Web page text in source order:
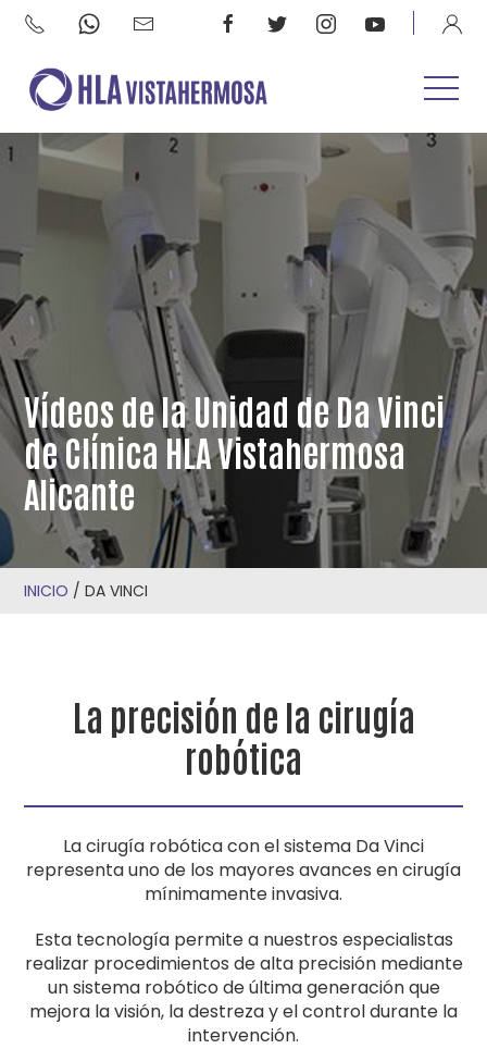
Vídeos de la Unidad de Da Vinci
de Clínica HLA Vistahermosa
Alicante
INICIO /DA VINCI
La precisión de la cirugía
robótica
La cirugía robótica con el sistema Da Vinci
representa uno de los mayores avances en cirugía
mínimamente invasiva.
Esta tecnología permite a nuestros especialistas
realizar procedimientos de alta precisión mediante
un sistema robótico de última generación que
mejora la visión, la destreza y el control durante la
intervención.